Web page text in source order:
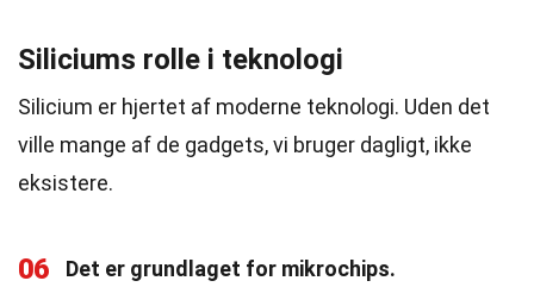
Siliciums rolle i teknologi
Silicium er hjertet af moderne teknologi. Uden det
ville mange af de gadgets, vi bruger dagligt, ikke
eksistere.
06
Det er grundlaget for mikrochips.